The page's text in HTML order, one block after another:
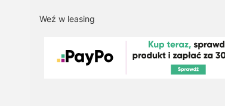
Weź w leasing